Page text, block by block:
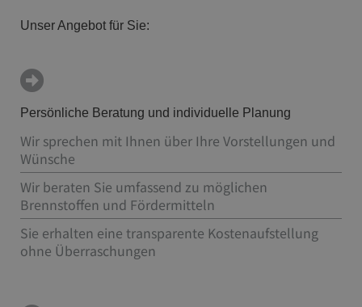
Unser Angebot für Sie:
Persönliche Beratung und individuelle Planung
Wir sprechen mit Ihnen über Ihre Vorstellungen und
Wünsche
Wir beraten Sie umfassend zu möglichen
Brennstoffen und Fördermitteln
Sie erhalten eine transparente Kostenaufstellung
ohne Überraschungen